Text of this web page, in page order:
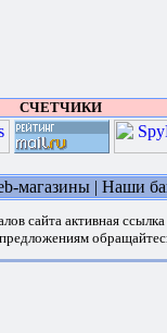
СЧЕТЧИКИ
магазины | Наши
сайта активная